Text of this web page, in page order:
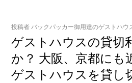
投稿者 バックパッカー御用達のゲストハウ
ゲストハウスの貸切
か？ 大阪、京都にも
ゲストハウスを貸し